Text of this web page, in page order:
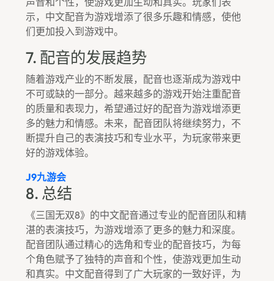
示，中文配音为游戏增添了很多乐趣和情感，使他
们更加投入到游戏中。
7. 配音的发展趋势
随着游戏产业的不断发展，配音也逐渐成为游戏中
不可或缺的一部分。越来越多的游戏开始注重配音
的质量和表现力，希望通过好的配音为游戏增添更
多的魅力和情感。未来，配音团队将继续努力，不
断提升自己的表演技巧和专业水平，为玩家带来更
好的游戏体验。
J9九游会
8. 总结
《三国无双8》的中文配音通过专业的配音团队和精
湛的表演技巧，为游戏增添了更多的魅力和深度。
配音团队通过精心的选角和专业的配音技巧，为每
个角色赋予了独特的声音和个性，使游戏更加生动
和真实。中文配音得到了广大玩家的一致好评，为